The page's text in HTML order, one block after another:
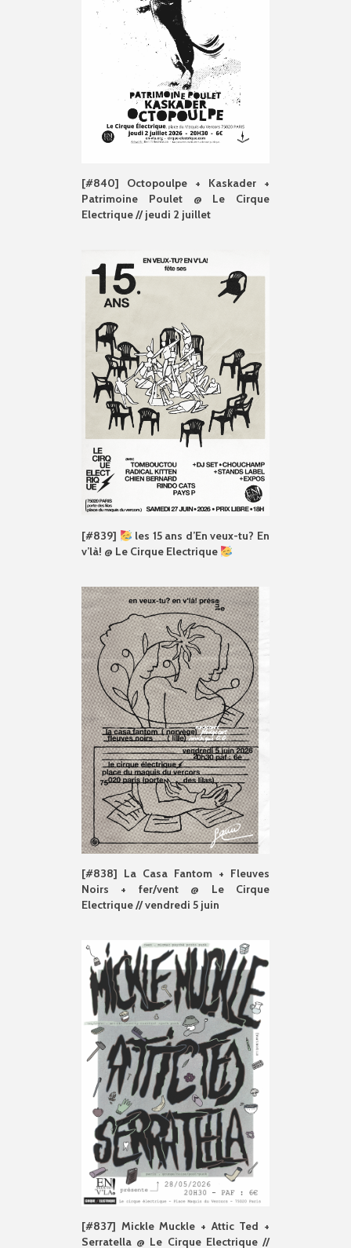
[#840] Octopoulpe + Kaskader +
Patrimoine Poulet @ Le Cirque
Electrique // jeudi 2 juillet
[#839]
les 15 ans d’En veux-tu? En
v’là! @ Le Cirque Electrique
[#838] La Casa Fantom + Fleuves
Noirs + fer/vent @ Le Cirque
Electrique // vendredi 5 juin
[#837] Mickle Muckle + Attic Ted +
Serratella @ Le Cirque Electrique //